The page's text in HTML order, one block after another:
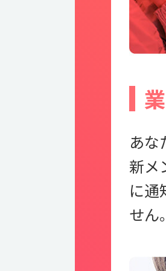
あな
新メ
に通
せん